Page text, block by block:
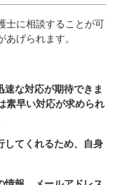
士に相談することが可
げられます。
な対応が期待できま
素早い対応が求められ
してくれるため、自身